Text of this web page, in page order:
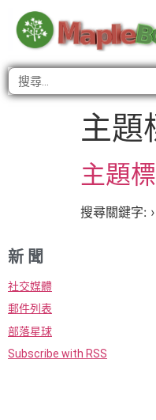
主題
主題
搜尋關鍵字:
新 聞
社交媒體
郵件列表
部落星球
Subscribe with RSS